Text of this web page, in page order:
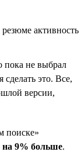
пока не выбрал
это. Все,
версии,
поиске»
на 9% больше.